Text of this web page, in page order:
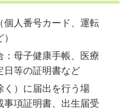
個人番号カード、運転
：母子健康手帳、医療
日等の証明書など
く）に届出を行う場
事項証明書、出生届受